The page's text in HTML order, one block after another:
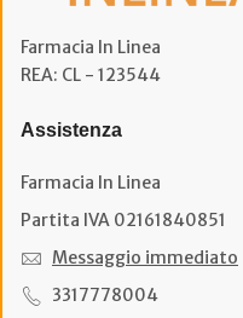
Farmacia In Linea
REA: CL - 123544
Assistenza
Farmacia In Linea
Partita IVA 02161840851
Messaggio immediato
3317778004